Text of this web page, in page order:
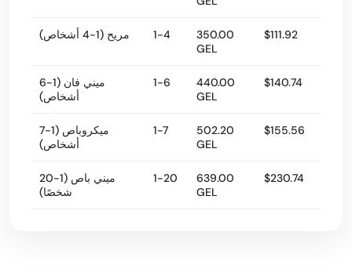
مريح (1-4 أشخاص) 1-4
350.00
GEL
$111.92
ميني فان (1-6
أشخاص)
1-6
440.00
GEL
$140.74
ميكروباص (1-7
أشخاص)
1-7
502.20
GEL
$155.56
ميني باص (1-20
شخصًا)
1-20
639.00
GEL
$230.74